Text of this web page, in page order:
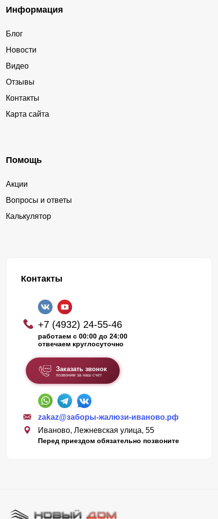
Информация
Блог
Новости
Видео
Отзывы
Контакты
Карта сайта
Помощь
Акции
Вопросы и ответы
Калькулятор
Контакты
+7 (4932) 24-55-46
работаем с 00:00 до 24:00
отвечаем круглосуточно
Заказать звонок
позвоним за наш счет
zakaz@заборы-жалюзи-иваново.рф
Иваново, Лежневская улица, 55
Перед приездом обязательно позвоните